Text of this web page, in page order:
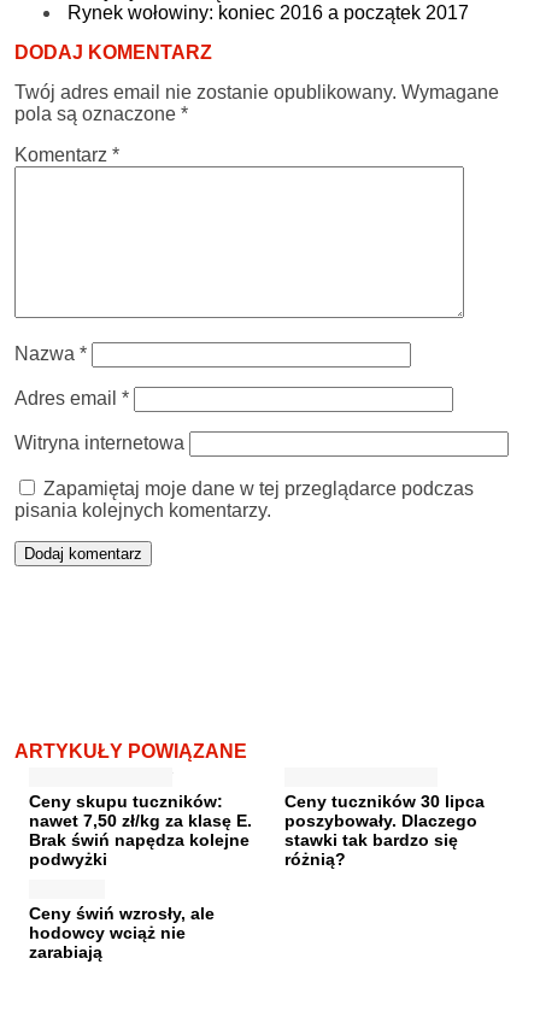
Rynek wołowiny: koniec 2016 a początek 2017
DODAJ KOMENTARZ
Twój adres email nie zostanie opublikowany. Wymagane
pola są oznaczone *
Komentarz *
Nazwa *
Adres email *
Witryna internetowa
Zapamiętaj moje dane w tej przeglądarce podczas
pisania kolejnych komentarzy.
ARTYKUŁY POWIĄZANE
Ceny skupu tuczników:
nawet 7,50 zł/kg za klasę E.
Brak świń napędza kolejne
podwyżki
Ceny tuczników 30 lipca
poszybowały. Dlaczego
stawki tak bardzo się
różnią?
Ceny świń wzrosły, ale
hodowcy wciąż nie
zarabiają